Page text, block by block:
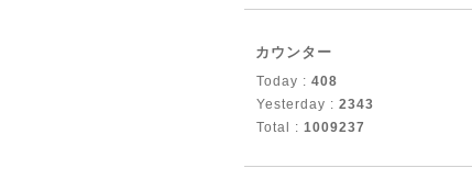
カウンター
Today : 408
Yesterday : 2343
Total : 1009237